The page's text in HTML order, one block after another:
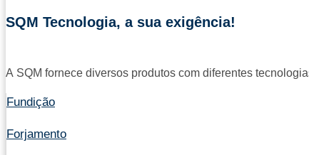
SQM Tecnologia, a sua exigência!
A SQM fornece diversos produtos com diferentes
Fundição
Forjamento